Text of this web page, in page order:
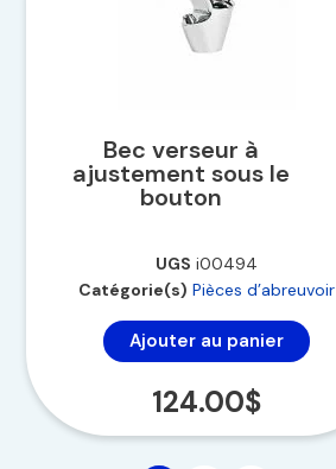
Bec verseur à
ajustement sous le
bouton
UGS i00494
Catégorie(s) Pièces d’abreuvoir
Ajouter au panier
124.00$